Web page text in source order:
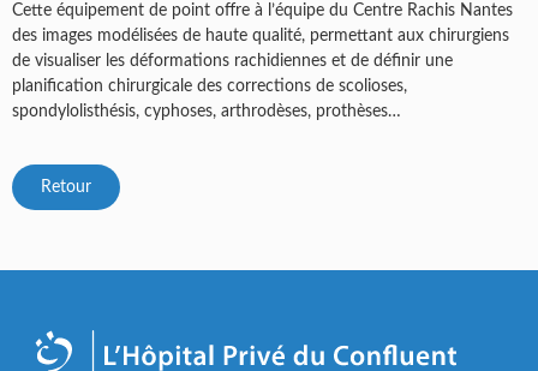
Cette équipement de point offre à l’équipe du Centre Rachis Nantes
des images modélisées de haute qualité, permettant aux chirurgiens
de visualiser les déformations rachidiennes et de définir une
planification chirurgicale des corrections de scolioses,
spondylolisthésis, cyphoses, arthrodèses, prothèses…
Retour